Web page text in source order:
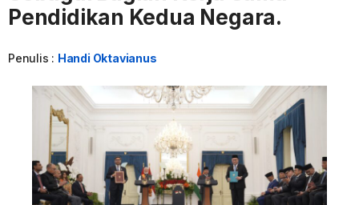
Pendidikan Kedua Negara.
Penulis : Handi Oktavianus